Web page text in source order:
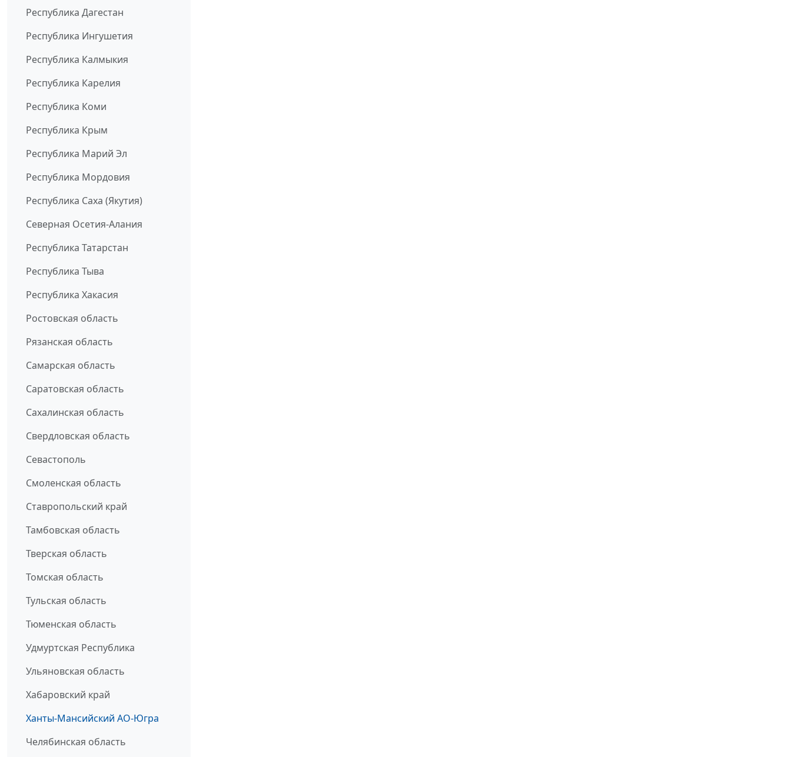
Республика Дагестан
Республика Ингушетия
Республика Калмыкия
Республика Карелия
Республика Коми
Республика Крым
Республика Марий Эл
Республика Мордовия
Республика Саха (Якутия)
Северная Осетия-Алания
Республика Татарстан
Республика Тыва
Республика Хакасия
Ростовская область
Рязанская область
Самарская область
Саратовская область
Сахалинская область
Свердловская область
Севастополь
Смоленская область
Ставропольский край
Тамбовская область
Тверская область
Томская область
Тульская область
Тюменская область
Удмуртская Республика
Ульяновская область
Хабаровский край
Ханты-Мансийский АО-Югра
Челябинская область